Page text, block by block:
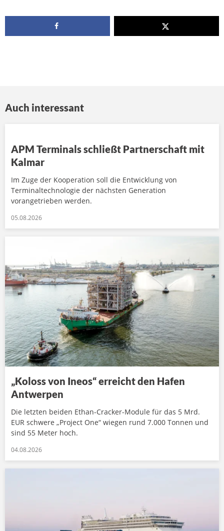
Auch interessant
APM Terminals schließt Partnerschaft mit
Kalmar
Im Zuge der Kooperation soll die Entwicklung von
Terminaltechnologie der nächsten Generation
vorangetrieben werden.
05.08.2026
„Koloss von Ineos“ erreicht den Hafen
Antwerpen
Die letzten beiden Ethan-Cracker-Module für das 5 Mrd.
EUR schwere „Project One“ wiegen rund 7.000 Tonnen und
sind 55 Meter hoch.
04.08.2026